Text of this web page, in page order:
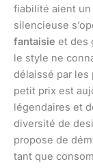
fiabilité aient un
silencieuse
fantaisie et des
le style ne
délaissé par les
petit prix est
légendaires et
diversité de
propose de
tant que